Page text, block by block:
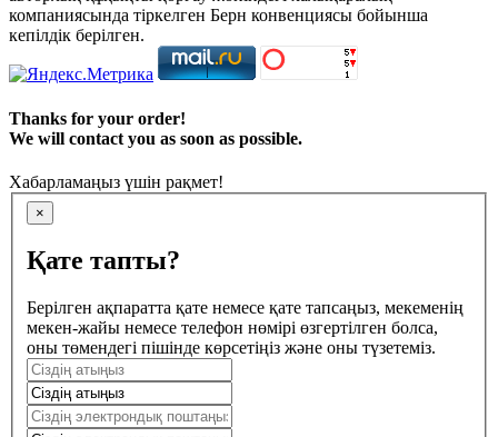
компаниясында тіркелген Берн конвенциясы бойынша
кепілдік берілген.
Thanks for your order!
We will contact you as soon as possible.
Хабарламаңыз үшін рақмет!
×
Қате тапты?
Берілген ақпаратта қате немесе қате тапсаңыз, мекеменің
мекен-жайы немесе телефон нөмірі өзгертілген болса,
оны төмендегі пішінде көрсетіңіз және оны түзетеміз.